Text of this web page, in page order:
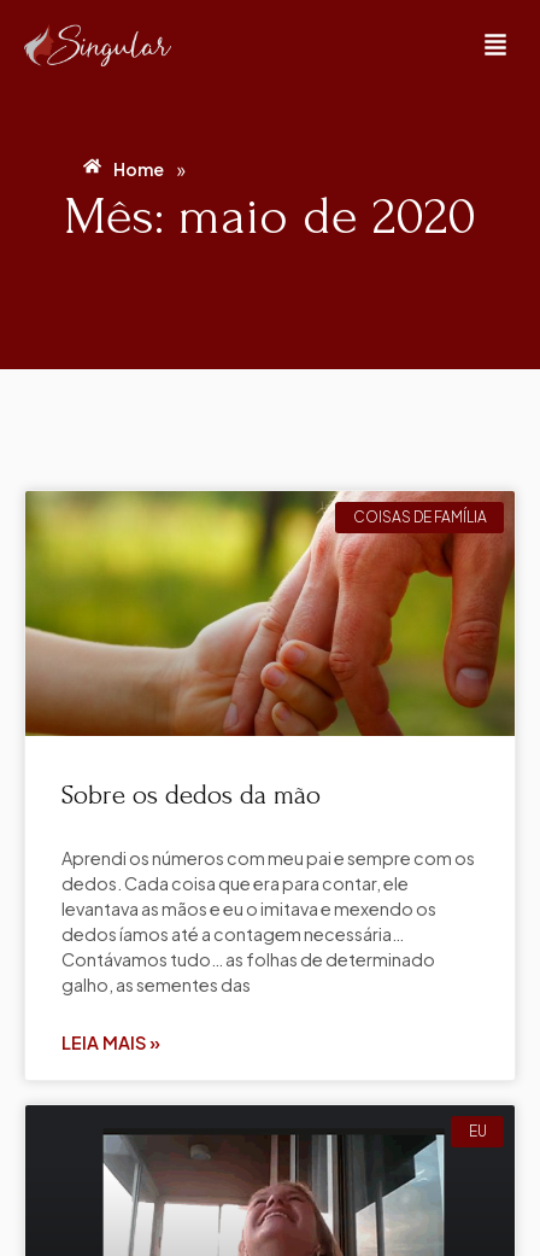
Home »
Mês: maio de 2020
COISAS DE FAMÍLIA
Sobre os dedos da mão
Aprendi os números com meu pai e sempre com os
dedos. Cada coisa que era para contar, ele
levantava as mãos e eu o imitava e mexendo os
dedos íamos até a contagem necessária…
Contávamos tudo… as folhas de determinado
galho, as sementes das
LEIA MAIS »
EU